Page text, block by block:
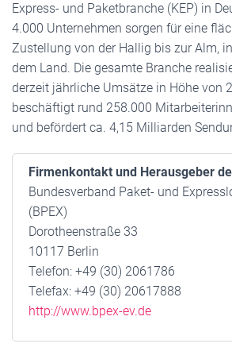
Express- und Paketbranche (KEP) in
4.000 Unternehmen sorgen für eine
Zustellung von der Hallig bis zur Alm,
dem Land. Die gesamte Branche
derzeit jährliche Umsätze in Höhe von
beschäftigt rund 258.000
und befördert ca. 4,15 Milliarden
Firmenkontakt und Herausgeber
Bundesverband Paket- und
(BPEX)
Dorotheenstraße 33
10117 Berlin
Telefon: +49 (30) 2061786
Telefax: +49 (30) 20617888
http://www.bpex-ev.de